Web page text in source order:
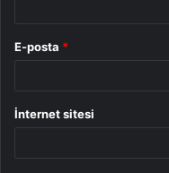
E-posta *
İnternet sitesi